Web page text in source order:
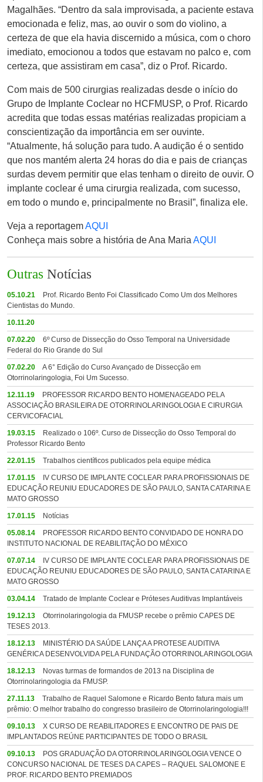
Magalhães. “Dentro da sala improvisada, a paciente estava
emocionada e feliz, mas, ao ouvir o som do violino, a
certeza de que ela havia discernido a música, com o choro
imediato, emocionou a todos que estavam no palco e, com
certeza, que assistiram em casa”, diz o Prof. Ricardo.
Com mais de 500 cirurgias realizadas desde o início do
Grupo de Implante Coclear no HCFMUSP, o Prof. Ricardo
acredita que todas essas matérias realizadas propiciam a
conscientização da importância em ser ouvinte.
“Atualmente, há solução para tudo. A audição é o sentido
que nos mantém alerta 24 horas do dia e pais de crianças
surdas devem permitir que elas tenham o direito de ouvir. O
implante coclear é uma cirurgia realizada, com sucesso,
em todo o mundo e, principalmente no Brasil”, finaliza ele.
Veja a reportagemAQUI
Conheça mais sobre a história de Ana Maria AQUI
Outras Notícias
05.10.21
Prof. Ricardo Bento Foi Classificado Como Um dos Melhores
Cientistas do Mundo.
10.11.20
07.02.20
6º Curso de Dissecção do Osso Temporal na Universidade
Federal do Rio Grande do Sul
07.02.20
A 6° Edição do Curso Avançado de Dissecção em
Otorrinolaringologia, Foi Um Sucesso.
12.11.19
PROFESSOR RICARDO BENTO HOMENAGEADO PELA
ASSOCIAÇÃO BRASILEIRA DE OTORRINOLARINGOLOGIA E CIRURGIA
CERVICOFACIAL
19.03.15
Realizado o 106º. Curso de Dissecção do Osso Temporal do
Professor Ricardo Bento
22.01.15 Trabalhos científicos publicados pela equipe médica
17.01.15
IV CURSO DE IMPLANTE COCLEAR PARA PROFISSIONAIS DE
EDUCAÇÃO REUNIU EDUCADORES DE SÃO PAULO, SANTA CATARINA E
MATO GROSSO
17.01.15 Notícias
05.08.14
PROFESSOR RICARDO BENTO CONVIDADO DE HONRA DO
INSTITUTO NACIONAL DE REABILITAÇÃO DO MÉXICO
07.07.14
IV CURSO DE IMPLANTE COCLEAR PARA PROFISSIONAIS DE
EDUCAÇÃO REUNIU EDUCADORES DE SÃO PAULO, SANTA CATARINA E
MATO GROSSO
03.04.14 Tratado de Implante Coclear e Próteses Auditivas Implantáveis
19.12.13
Otorrinolaringologia da FMUSP recebe o prêmio CAPES DE
TESES 2013.
18.12.13
MINISTÉRIO DA SAÚDE LANÇA A PROTESE AUDITIVA
GENÉRICA DESENVOLVIDA PELA FUNDAÇÃO OTORRINOLARINGOLOGIA
18.12.13
Novas turmas de formandos de 2013 na Disciplina de
Otorrinolaringologia da FMUSP.
27.11.13
Trabalho de Raquel Salomone e Ricardo Bento fatura mais um
prêmio: O melhor trabalho do congresso brasileiro de Otorrinolaringologia!!!
09.10.13
X CURSO DE REABILITADORES E ENCONTRO DE PAIS DE
IMPLANTADOS REÚNE PARTICIPANTES DE TODO O BRASIL
09.10.13
POS GRADUAÇÃO DA OTORRINOLARINGOLOGIA VENCE O
CONCURSO NACIONAL DE TESES DA CAPES – RAQUEL SALOMONE E
PROF. RICARDO BENTO PREMIADOS